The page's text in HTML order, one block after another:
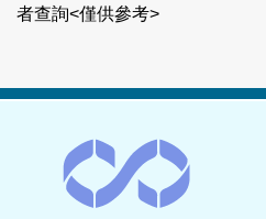
者查詢<僅供參考>